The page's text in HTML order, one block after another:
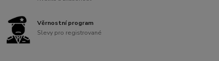
Věrnostní program
Slevy pro registrované